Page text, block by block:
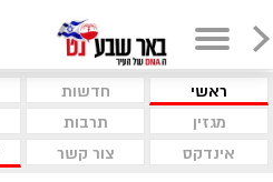
ראשי חדשות
מגזין
תרבות
אינדקס
צור קשר